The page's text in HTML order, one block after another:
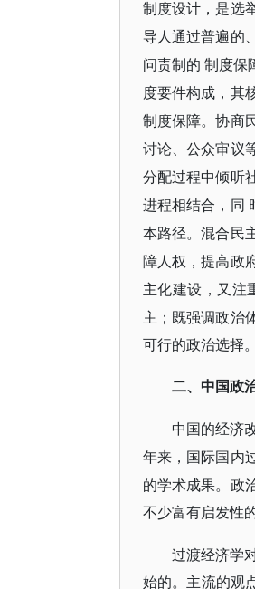
制度设计，是选
导人通过普遍的
问责制的 制度保
度要件构成，其
制度保障。协商
讨论、公众审议
分配过程中倾听
进程相结合，同
本路径。混合民
障人权，提高政
主化建设，又注
主；既强调政治
可行的政治选择。
二、中国政
中国的经济
年来，国际国内
的学术成果。政
不少富有启发性
过渡经济学
始的。主流的观